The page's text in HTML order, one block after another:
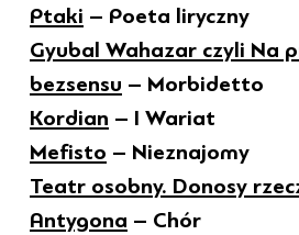
Ptaki – Poeta liryczny
Gyubal Wahazar czyli Na
bezsensu – Morbidetto
Kordian – I Wariat
Mefisto – Nieznajomy
Teatr osobny. Donosy
Antygona – Chór